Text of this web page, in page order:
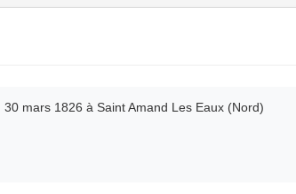
, 30 mars 1826 à Saint Amand Les Eaux (Nord)